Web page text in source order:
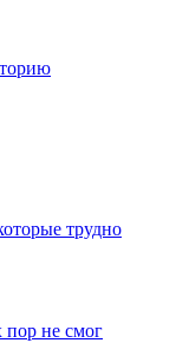
трудно
пор не смог